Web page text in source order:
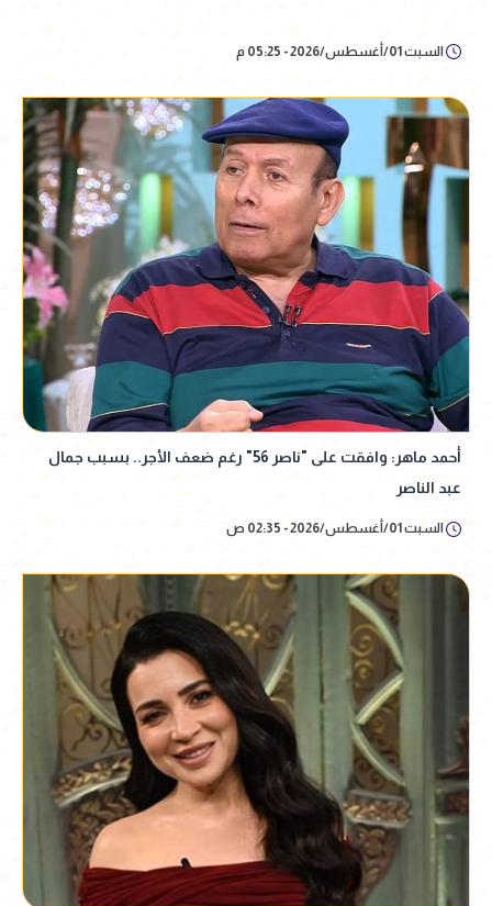
السبت 01/أغسطس/2026 - 05:25 م
أحمد ماهر: وافقت على "ناصر 56" رغم ضعف الأجر.. بسبب جمال
عبد الناصر
السبت 01/أغسطس/2026 - 02:35 ص